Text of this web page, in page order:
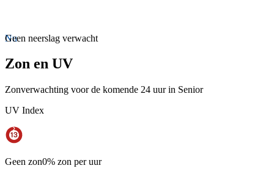
Nu
Geen neerslag verwacht
Zon en UV
Zonverwachting voor de komende 24 uur in Senior
UV Index
Geen zon0% zon per uur